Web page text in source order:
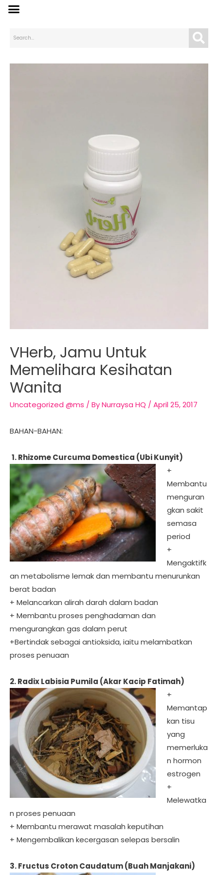
VHerb, Jamu Untuk
Memelihara Kesihatan
Wanita
Uncategorized @ms / ByNurraysa HQ / April 25, 2017
BAHAN-BAHAN:
1. Rhizome Curcuma Domestica (Ubi Kunyit)
+
Membantu
menguran
gkan sakit
semasa
period
+
Mengaktifk
an metabolisme lemak dan membantu menurunkan
berat badan
+ Melancarkan alirah darah dalam badan
+ Membantu proses penghadaman dan
mengurangkan gas dalam perut
+Bertindak sebagai antioksida, iaitu melambatkan
proses penuaan
2. Radix Labisia Pumila (Akar Kacip Fatimah)
+
Memantap
kan tisu
yang
memerluka
n hormon
estrogen
+
Melewatka
n proses penuaan
+ Membantu merawat masalah keputihan
+ Mengembalikan kecergasan selepas bersalin
3. Fructus Croton Caudatum (Buah Manjakani)